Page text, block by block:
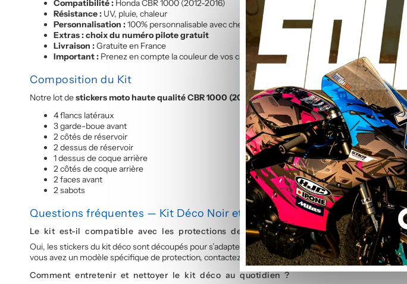
Compatibilité : Honda CBR 1000 (2012-2016)
Résistance : UV, pluie, chaleur
Personnalisation :100% personnalisable avec chef de projet dédié
Extras : choix du numéro pilote gratuit
Livraison :Gratuite en France
Important : Prenez en compte la couleur de vos carénages, le kit stickers se compose de
Composition du Kit
Notre lot destickers moto haute qualité CBR 1000 (2012-2016)contient :
4 flancs latéraux
3 garde-boue avant
2 côtés de réservoir
2 dessus de réservoir
1 dessus de coque arrière
2 côtés de coque arrière
2 faces avant
2 sabots
Questions fréquentes — Kit Déco Noir et Vert
Le kit est-il compatible avec les protections de réservoir et les grip pads ?
Oui, les stickers du kit déco sont découpés pour s’adapter aux protections de réservoir et grip pads
vous avez un modèle spécifique de protection, contactez-nous et nous ajusterons la découpe de votre
Comment entretenir et nettoyer le kit déco au quotidien ?